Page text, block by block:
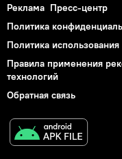
Реклама Пресс-центр
Политика
Политика
Правила применения
технологий
Обратная связь